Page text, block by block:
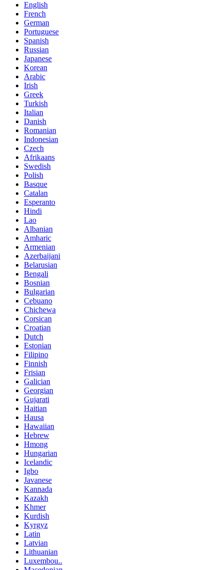
English
French
German
Portuguese
Spanish
Russian
Japanese
Korean
Arabic
Irish
Greek
Turkish
Italian
Danish
Romanian
Indonesian
Czech
Afrikaans
Swedish
Polish
Basque
Catalan
Esperanto
Hindi
Lao
Albanian
Amharic
Armenian
Azerbaijani
Belarusian
Bengali
Bosnian
Bulgarian
Cebuano
Chichewa
Corsican
Croatian
Dutch
Estonian
Filipino
Finnish
Frisian
Galician
Georgian
Gujarati
Haitian
Hausa
Hawaiian
Hebrew
Hmong
Hungarian
Icelandic
Igbo
Javanese
Kannada
Kazakh
Khmer
Kurdish
Kyrgyz
Latin
Latvian
Lithuanian
Luxembou..